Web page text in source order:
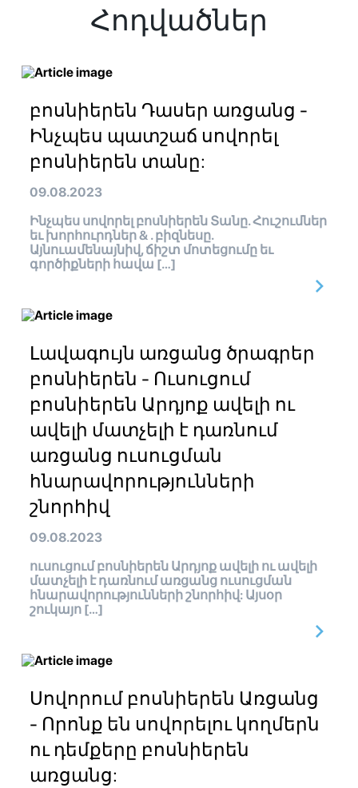
Հոդվածներ
բոսնիերեն Դասեր առցանց -
Ինչպես պատշաճ սովորել
բոսնիերեն տանը:
09.08.2023
Ինչպես սովորել բոսնիերեն Տանը. Հուշումներ
եւ խորհուրդներ & . բիզնեսը.
Այնուամենայնիվ, ճիշտ մոտեցումը եւ
գործիքների հավա […]
Լավագույն առցանց ծրագրեր
բոսնիերեն - Ուսուցում
բոսնիերեն Արդյոք ավելի ու
ավելի մատչելի է դառնում
առցանց ուսուցման
հնարավորությունների
շնորհիվ
09.08.2023
ուսուցում բոսնիերեն Արդյոք ավելի ու ավելի
մատչելի է դառնում առցանց ուսուցման
հնարավորությունների շնորհիվ: Այսօր
շուկայո […]
Սովորում բոսնիերեն Առցանց
- Որոնք են սովորելու կողմերն
ու դեմքերը բոսնիերեն
առցանց: